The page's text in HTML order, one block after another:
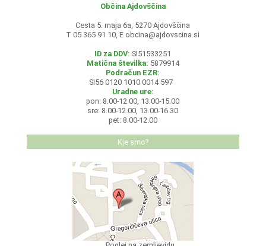
Občina Ajdovščina
Cesta 5. maja 6a, 5270 Ajdovščina
T 05 365 91 10, E obcina@ajdovscina.si
ID za DDV: SI51533251
Matična številka: 5879914
Podračun EZR:
SI56 0120 1010 0014 597
Uradne ure:
pon: 8.00-12.00, 13.00-15.00
sre: 8.00-12.00, 13.00-16.30
pet: 8.00-12.00
Kje smo?